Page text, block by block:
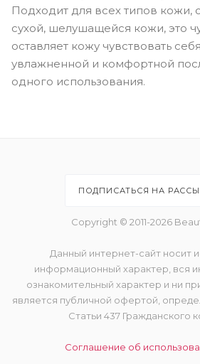
Подходит для всех типов кожи,
сухой, шелушащейся кожи, это
оставляет кожу чувствовать
увлажненной и комфортной
одного использования.
ПОДПИСАТЬСЯ НА
Copyright © 2011-2026
Данный интернет-сайт носит
информационный характер, вся
ознакомительный характер и ни
является публичной офертой,
Статьи 437 Гражданского
Соглашение об